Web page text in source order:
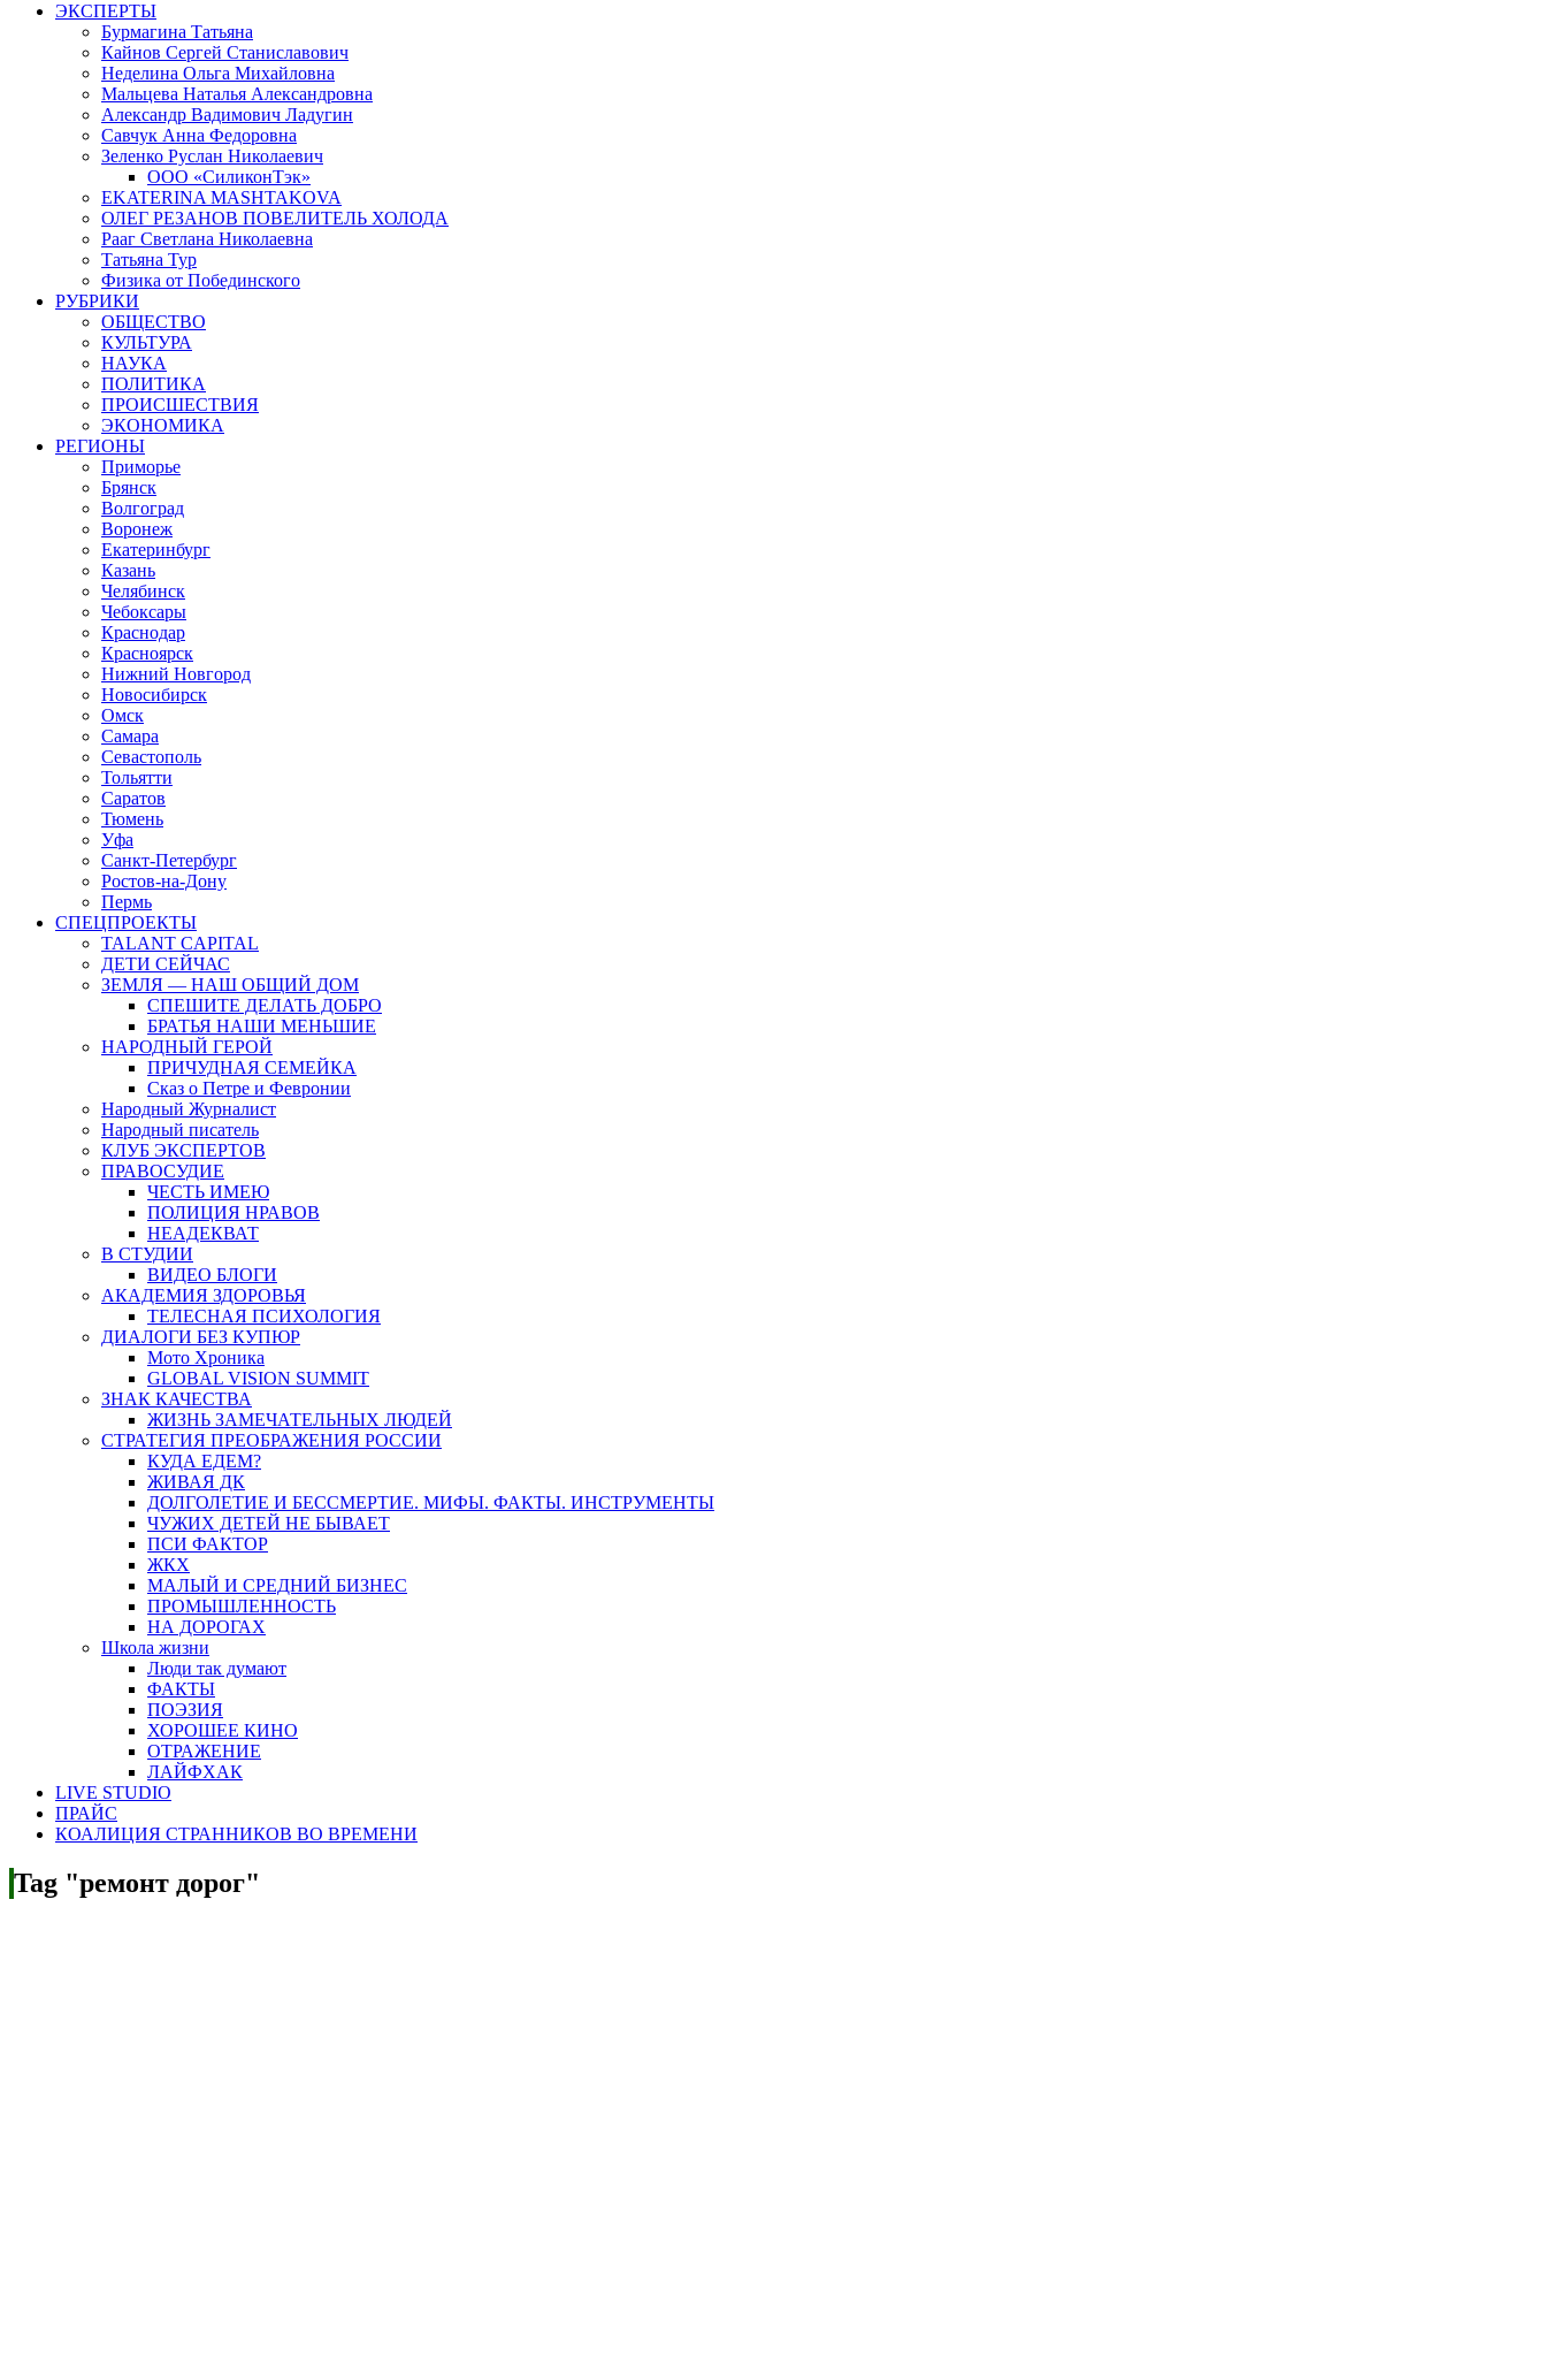
ЭКСПЕРТЫ
Бурмагина Татьяна
Кайнов Сергей Станиславович
Неделина Ольга Михайловна
Мальцева Наталья Александровна
Александр Вадимович Ладугин
Савчук Анна Федоровна
Зеленко Руслан Николаевич
ООО «СиликонТэк»
EKATERINA MASHTAKOVA
ОЛЕГ РЕЗАНОВ ПОВЕЛИТЕЛЬ ХОЛОДА
Рааг Светлана Николаевна
Татьяна Тур
Физика от Побединского
РУБРИКИ
ОБЩЕСТВО
КУЛЬТУРА
НАУКА
ПОЛИТИКА
ПРОИСШЕСТВИЯ
ЭКОНОМИКА
РЕГИОНЫ
Приморье
Брянск
Волгоград
Воронеж
Екатеринбург
Казань
Челябинск
Чебоксары
Краснодар
Красноярск
Нижний Новгород
Новосибирск
Омск
Самара
Севастополь
Тольятти
Саратов
Тюмень
Уфа
Санкт-Петербург
Ростов-на-Дону
Пермь
СПЕЦПРОЕКТЫ
TALANT CAPITAL
ДЕТИ СЕЙЧАС
ЗЕМЛЯ — НАШ ОБЩИЙ ДОМ
СПЕШИТЕ ДЕЛАТЬ ДОБРО
БРАТЬЯ НАШИ МЕНЬШИЕ
НАРОДНЫЙ ГЕРОЙ
ПРИЧУДНАЯ СЕМЕЙКА
Сказ о Петре и Февронии
Народный Журналист
Народный писатель
КЛУБ ЭКСПЕРТОВ
ПРАВОСУДИЕ
ЧЕСТЬ ИМЕЮ
ПОЛИЦИЯ НРАВОВ
НЕАДЕКВАТ
В СТУДИИ
ВИДЕО БЛОГИ
АКАДЕМИЯ ЗДОРОВЬЯ
ТЕЛЕСНАЯ ПСИХОЛОГИЯ
ДИАЛОГИ БЕЗ КУПЮР
Мото Хроника
GLOBAL VISION SUMMIT
ЗНАК КАЧЕСТВА
ЖИЗНЬ ЗАМЕЧАТЕЛЬНЫХ ЛЮДЕЙ
СТРАТЕГИЯ ПРЕОБРАЖЕНИЯ РОССИИ
КУДА ЕДЕМ?
ЖИВАЯ ДК
ДОЛГОЛЕТИЕ И БЕССМЕРТИЕ. МИФЫ. ФАКТЫ. ИНСТРУМЕНТЫ
ЧУЖИХ ДЕТЕЙ НЕ БЫВАЕТ
ПСИ ФАКТОР
ЖКХ
МАЛЫЙ И СРЕДНИЙ БИЗНЕС
ПРОМЫШЛЕННОСТЬ
НА ДОРОГАХ
Школа жизни
Люди так думают
ФАКТЫ
ПОЭЗИЯ
ХОРОШЕЕ КИНО
ОТРАЖЕНИЕ
ЛАЙФХАК
LIVE STUDIO
ПРАЙС
КОАЛИЦИЯ СТРАННИКОВ ВО ВРЕМЕНИ
Tag "ремонт дорог"